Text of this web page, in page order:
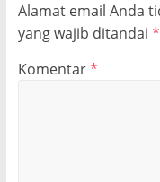
Alamat email Anda
yang wajib ditandai *
Komentar*